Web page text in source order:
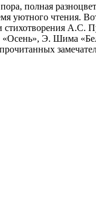
полная
уютного чтения.
стихотворения
Э. Шима